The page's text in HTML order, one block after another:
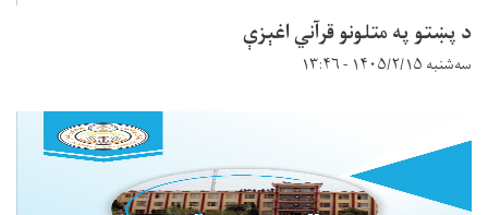
د پښتو په متلونو قرآني اغېزې
سه‌شنبه ۱۴۰۵/۲/۱۵ - ۱۳:۴۶